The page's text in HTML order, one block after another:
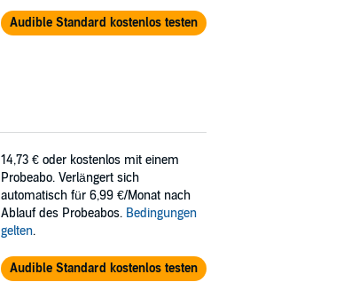
Audible Standard kostenlos testen
14,73 € oder kostenlos mit einem
Probeabo. Verlängert sich
automatisch für 6,99 €/Monat nach
Ablauf des Probeabos. Bedingungen
gelten.
Audible Standard kostenlos testen